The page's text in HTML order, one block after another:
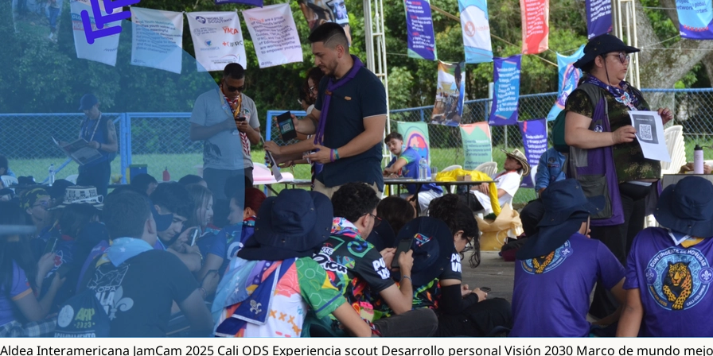
Aldea Interamericana JamCam 2025 Cali ODS Experiencia scout Desarrollo personal Visión 2030 Marco de mundo